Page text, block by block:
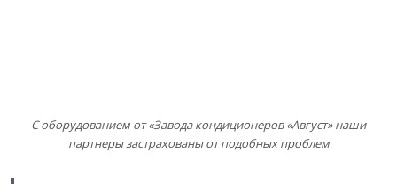
С оборудованием от «Завода кондиционеров «Август» наши
партнеры застрахованы от подобных проблем